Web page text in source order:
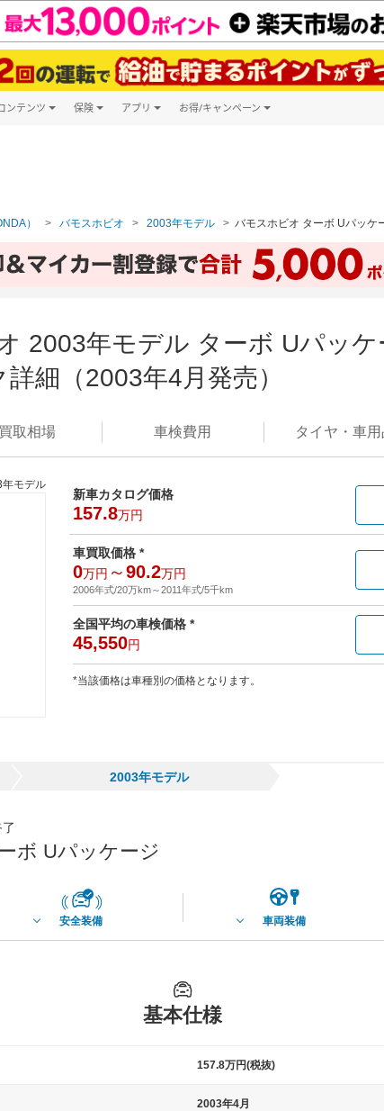
ンテンツ 保険 アプリ お得/キャンペーン
） バモスホビオ 2003年モデル バモスホビオ ターボ Uパッケ
2003年モデル ターボ Uパッ
細（2003年4月発売）
取相場 車検費用 タイヤ・ 車用
モデル
新車カタログ価格
157.8万円
車買取価格 *
0万円 ～90.2万円
2006年式/20万km～2011年式/5千km
全国平均の車検価格 *
45,550円
*当該価格は車種別の価格となります。
2003年モデル
ボ Uパッケージ
安全装備 車両装備
基本仕様
157.8万円(税抜)
2003年4月